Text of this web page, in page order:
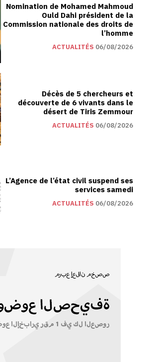
Nomination de Mohamed Mahmoud
Ould Dahi président de la
Commission nationale des droits de
l’homme
ACTUALITÉS 06/08/2026
Décès de 5 chercheurs et
découverte de 6 vivants dans le
désert de Tiris Zemmour
ACTUALITÉS 06/08/2026
L’Agence de l’état civil suspend ses
services samedi
ACTUALITÉS 06/08/2026